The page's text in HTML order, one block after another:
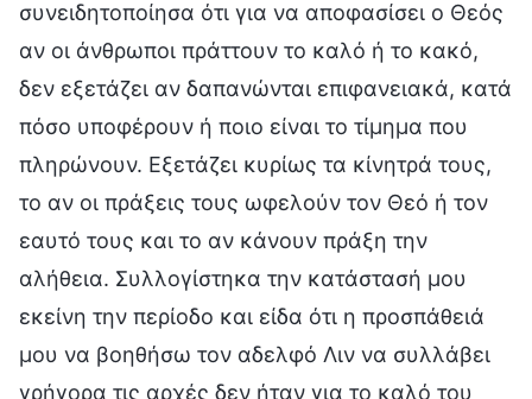
συνειδητοποίησα ότι για να αποφασίσει ο Θεός
αν οι άνθρωποι πράττουν το καλό ή το κακό,
δεν εξετάζει αν δαπανώνται επιφανειακά, κατά
πόσο υποφέρουν ή ποιο είναι το τίμημα που
πληρώνουν. Εξετάζει κυρίως τα κίνητρά τους,
το αν οι πράξεις τους ωφελούν τον Θεό ή τον
εαυτό τους και το αν κάνουν πράξη την
αλήθεια. Συλλογίστηκα την κατάστασή μου
εκείνη την περίοδο και είδα ότι η προσπάθειά
μου να βοηθήσω τον αδελφό Λιν να συλλάβει
γρήγορα τις αρχές δεν ήταν για το καλό του